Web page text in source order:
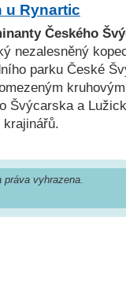
u Rynartic
Českého
nezalesněný
parku České
Švýcarska a
krajinářů.
vyhrazena.